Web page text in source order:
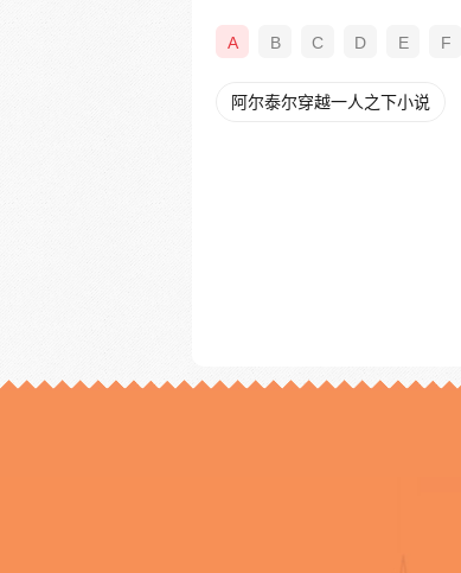
A B C D E F
阿尔泰尔穿越一人之下小说